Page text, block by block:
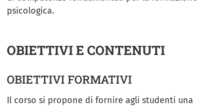
psicologica.
OBIETTIVI E CONTENUTI
OBIETTIVI FORMATIVI
Il corso si propone di fornire agli studenti una